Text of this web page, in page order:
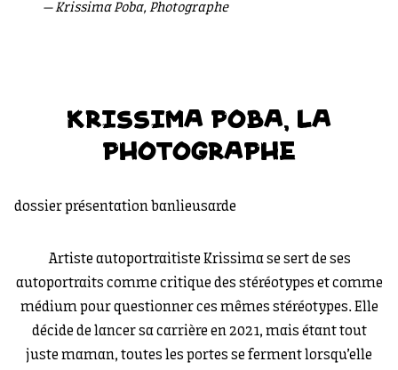
Krissima Poba, Photographe
KRISSIMA POBA, LA
PHOTOGRAPHE
dossier présentation banlieusarde
Artiste autoportraitiste Krissima se sert de ses
autoportraits comme critique des stéréotypes et comme
médium pour questionner ces mêmes stéréotypes. Elle
décide de lancer sa carrière en 2021, mais étant tout
juste maman, toutes les portes se ferment lorsqu’elle